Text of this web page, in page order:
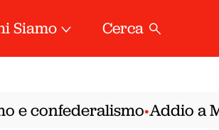
Siamo Cerca
confederalismo•Addio a